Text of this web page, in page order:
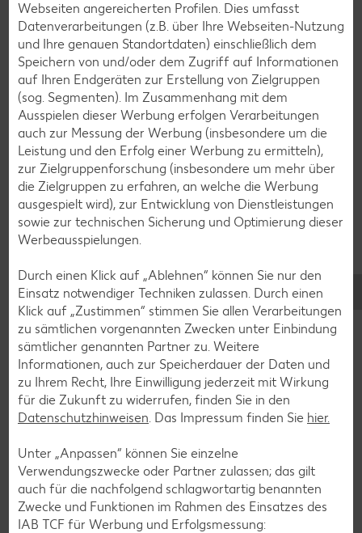
Fleisch-Rezepte
Fisch-Rezepte
Geflügel-Rezepte
Lamm-Rezepte
Grill-Rezepte
Muffin-Rezepte
Apfelkuchen-Rezepte
Schokokuchen-Rezepte
Torten-Rezepte
Eis-Rezepte
Pfannkuchen-Rezepte
Plätzchen-Rezepte
Smoothie-Rezepte
Bowle-Rezepte
Avocado-Rezepte
Erdbeer-Rezepte
Blaubeer-Rezepte
Webseiten angereicherten Profilen. Dies umfasst
Datenverarbeitungen (z.B. über Ihre Webseiten-Nutzung
und Ihre genauen Standortdaten) einschließlich dem
Speichern von und/oder dem Zugriff auf Informationen
auf Ihren Endgeräten zur Erstellung von Zielgruppen
(sog. Segmenten). Im Zusammenhang mit dem
Ausspielen dieser Werbung erfolgen Verarbeitungen
auch zur Messung der Werbung (insbesondere um die
Leistung und den Erfolg einer Werbung zu ermitteln),
zur Zielgruppenforschung (insbesondere um mehr über
die Zielgruppen zu erfahren, an welche die Werbung
ausgespielt wird), zur Entwicklung von Dienstleistungen
sowie zur technischen Sicherung und Optimierung dieser
Werbeausspielungen.
Durch einen Klick auf „Ablehnen“ können Sie nur den
Einsatz notwendiger Techniken zulassen. Durch einen
Klick auf „Zustimmen“ stimmen Sie allen Verarbeitungen
zu sämtlichen vorgenannten Zwecken unter Einbindung
sämtlicher genannten Partner zu. Weitere
Informationen, auch zur Speicherdauer der Daten und
zu Ihrem Recht, Ihre Einwilligung jederzeit mit Wirkung
für die Zukunft zu widerrufen, finden Sie in den
Datenschutzhinweisen. Das Impressum finden Sie hier.
Unter „Anpassen“ können Sie einzelne
Verwendungszwecke oder Partner zulassen; das gilt
auch für die nachfolgend schlagwortartig benannten
Zwecke und Funktionen im Rahmen des Einsatzes des
IAB TCF für Werbung und Erfolgsmessung: